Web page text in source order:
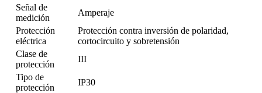
Señal de
medición
Amperaje
Protección
eléctrica
Protección contra inversión de polaridad,
cortocircuito y sobretensión
Clase de
protección
III
Tipo de
protección
IP30